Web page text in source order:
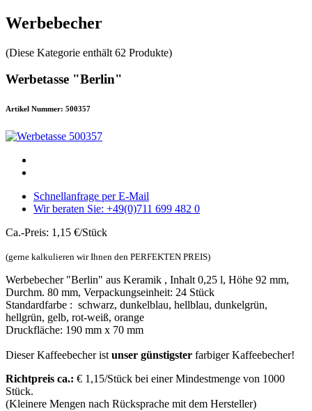
Werbebecher
(Diese Kategorie enthält 62 Produkte)
Werbetasse "Berlin"
Artikel Nummer: 500357
Schnellanfrage per E-Mail
Wir beraten Sie: +49(0)711 699 482 0
Ca.-Preis: 1,15 €/Stück
(gerne kalkulieren wir Ihnen den PERFEKTEN PREIS)
Werbebecher "Berlin" aus Keramik , Inhalt 0,25 l, Höhe 92 mm,
Durchm. 80 mm, Verpackungseinheit: 24 Stück
Standardfarbe : schwarz, dunkelblau, hellblau, dunkelgrün,
hellgrün, gelb, rot-weiß, orange
Druckfläche: 190 mm x 70 mm
Dieser Kaffeebecher ist unser günstigster farbiger Kaffeebecher!
Richtpreis ca.: € 1,15/Stück bei einer Mindestmenge von 1000
Stück.
(Kleinere Mengen nach Rücksprache mit dem Hersteller)